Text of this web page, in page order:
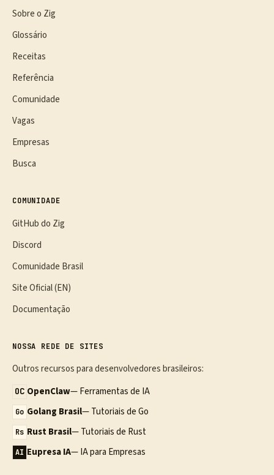
Sobre o Zig
Glossário
Receitas
Referência
Comunidade
Vagas
Empresas
Busca
COMUNIDADE
GitHub do Zig
Discord
Comunidade Brasil
Site Oficial (EN)
Documentação
NOSSA REDE DE SITES
Outros recursos para desenvolvedores brasileiros:
OC OpenClaw— Ferramentas de IA
Go Golang Brasil— Tutoriais de Go
Rs Rust Brasil— Tutoriais de Rust
AI Eupresa IA— IA para Empresas